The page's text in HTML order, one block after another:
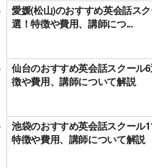
愛媛(松山)のおすすめ英会話ス
選！特徴や費用、講師につ...
仙台のおすすめ英会話スクール
徴や費用、講師について解説
池袋のおすすめ英会話スクール
特徴や費用、講師について解説